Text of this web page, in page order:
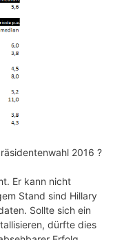
2016 ?
Er kann nicht
Stand sind Hillary
Sollte sich ein
dürfte dies